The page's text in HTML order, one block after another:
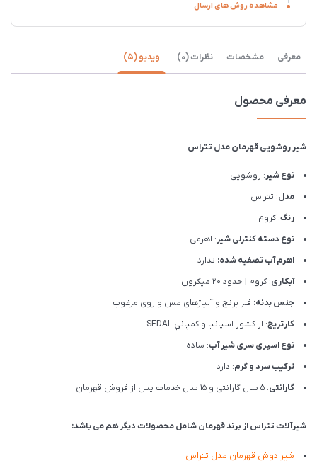
مشاهده روش های ارسال
معرفی مشخصات نظرات (0) ویدیو (5)
معرفی محصول
شیر روشویی قهرمان مدل تتراس
نوع شیر: روشویی
مدل: تتراس
رنگ: کروم
نوع دسته کنترلی شیر: اهرمی
اهرم آب تصفیه شده: ندارد
آبکاری: کروم | حدود 20 میکرون
جنس بدنه: فلز برنج و آلیاژهای مس و روی مرغوب
کارتریج: از كشور اسپانيا و كمپاني SEDAL
نوع اسپری سری شیر آب: ساده
ترکیب سرد و گرم: دارد
گارانتی: 5 سال گارانتی و 15 سال خدمات پس از فروش قهرمان
شیرآلات تتراس از برند قهرمان شامل محصولات دیگر هم می باشد:
شیر دوش قهرمان مدل تتراس